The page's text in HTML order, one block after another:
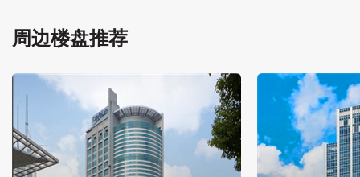
周边楼盘推荐